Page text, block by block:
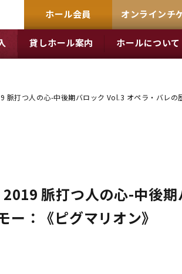
ホール会員 オンラインチ
貸しホール案内 ホールについて
脈打つ人の心-中後期バロック Vol.3 オペラ・バレの
脈打つ人の心-中後期
：《ピグマリオン》